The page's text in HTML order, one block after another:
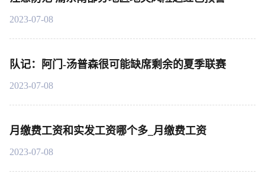
2023-07-08
队记：阿门-汤普森很可能缺席剩余的夏季联赛
2023-07-08
月缴费工资和实发工资哪个多_月缴费工资
2023-07-08